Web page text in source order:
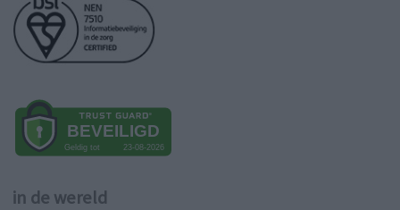
in de wereld